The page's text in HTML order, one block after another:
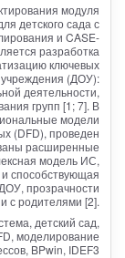
модуля
детского сада с
и CASE-
разработка
ключевых
учреждения (ДОУ):
деятельности,
групп [1; 7]. В
модели
(DFD), проведен
расширенные
модель ИС,
способствующая
прозрачности
с родителями [2].
детский сад,
моделирование
BPwin, IDEF3